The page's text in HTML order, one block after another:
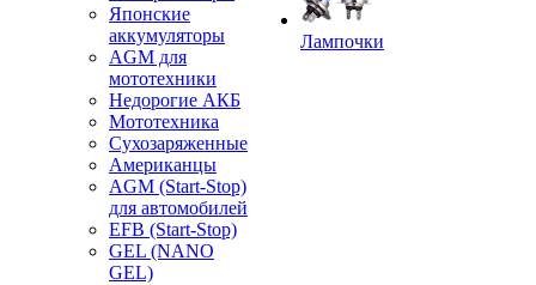
Японские
аккумуляторы
AGM для
мототехники
Недорогие АКБ
Мототехника
Сухозаряженные
Американцы
AGM (Start-Stop)
для автомобилей
EFB (Start-Stop)
GEL (NANO
GEL)
Лампочки